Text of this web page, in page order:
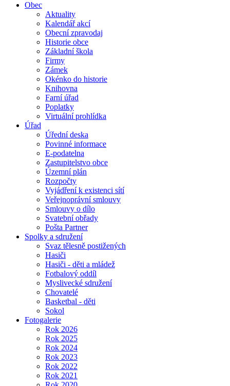
Obec
Aktuality
Kalendář akcí
Obecní zpravodaj
Historie obce
Základní škola
Firmy
Zámek
Okénko do historie
Knihovna
Farní úřad
Poplatky
Virtuální prohlídka
Úřad
Úřední deska
Povinné informace
E-podatelna
Zastupitelstvo obce
Územní plán
Rozpočty
Vyjádření k existenci sítí
Veřejnoprávní smlouvy
Smlouvy o dílo
Svatební obřady
Pošta Partner
Spolky a sdružení
Svaz tělesně postižených
Hasiči
Hasiči - děti a mládež
Fotbalový oddíl
Myslivecké sdružení
Chovatelé
Basketbal - děti
Sokol
Fotogalerie
Rok 2026
Rok 2025
Rok 2024
Rok 2023
Rok 2022
Rok 2021